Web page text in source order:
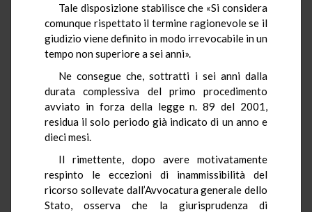
Tale disposizione stabilisce che «Si considera
comunque rispettato il termine ragionevole se il
giudizio viene definito in modo irrevocabile in un
tempo non superiore a sei anni».
Ne consegue che, sottratti i sei anni dalla
durata complessiva del primo procedimento
avviato in forza della legge n. 89 del 2001,
residua il solo periodo già indicato di un anno e
dieci mesi.
Il rimettente, dopo avere motivatamente
respinto le eccezioni di inammissibilità del
ricorso sollevate dall’Avvocatura generale dello
Stato, osserva che la giurisprudenza di